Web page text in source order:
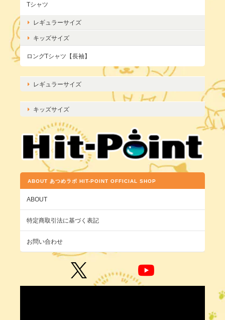
Tシャツ
レギュラーサイズ
キッズサイズ
ロングTシャツ【長袖】
レギュラーサイズ
キッズサイズ
ABOUT あつめラボ HIT-POINT OFFICIAL SHOP
ABOUT
特定商取引法に基づく表記
お問い合わせ